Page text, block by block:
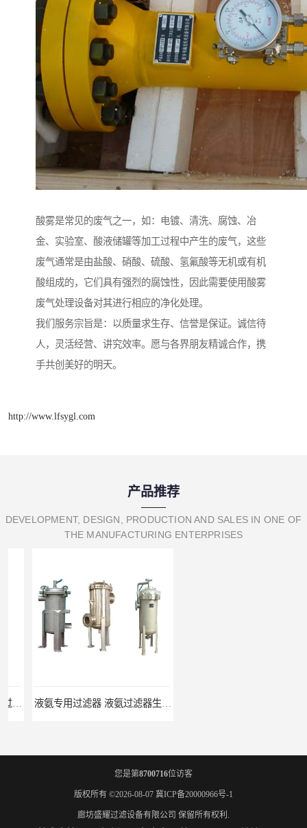
酸雾是常见的废气之一，如：电镀、清洗、腐蚀、冶
金、实验室、酸液储罐等加工过程中产生的废气，这些
废气通常是由盐酸、硝酸、硫酸、氢氟酸等无机或有机
酸组成的，它们具有强烈的腐蚀性，因此需要使用酸雾
废气处理设备对其进行相应的净化处理。
我们服务宗旨是：以质量求生存、信誉是保证。诚信待
人，灵活经营、讲究效率。愿与各界朋友精诚合作，携
手共创美好的明天。
http://www.lfsygl.com
产品推荐
DEVELOPMENT, DESIGN, PRODUCTION AND SALES IN ONE OF
THE MANUFACTURING ENTERPRISES
液氨专用过滤器 液氨过滤器生产厂家
您是第8700716位访客
版权所有 ©2026-08-07 冀ICP备20000966号-1
廊坊盛耀过滤设备有限公司 保留所有权利.